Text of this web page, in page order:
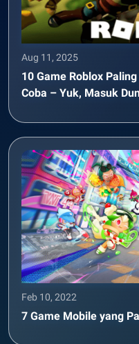
Aug 11, 2025
10 Game Roblox
Coba – Yuk, Masuk
Feb 10, 2022
7 Game Mobile yang